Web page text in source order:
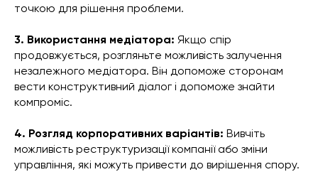
точкою для рішення проблеми.
3. Використання медіатора: Якщо спір
продовжується, розгляньте можливість залучення
незалежного медіатора. Він допоможе сторонам
вести конструктивний діалог і допоможе знайти
компроміс.
4. Розгляд корпоративних варіантів: Вивчіть
можливість реструктуризації компанії або зміни
управління, які можуть привести до вирішення спору.